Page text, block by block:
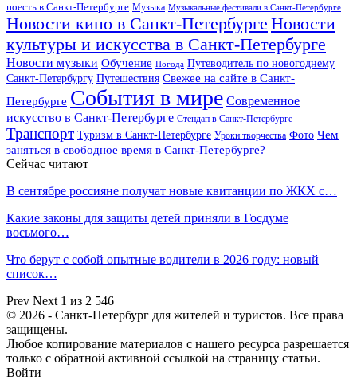
поесть в Санкт-Петербурге Музыка Музыкальные фестивали в Санкт-Петербурге
Новости кино в Санкт-Петербурге Новости
культуры и искусства в Санкт-Петербурге
Новости музыки Обучение Погода Путеводитель по новогоднему
Санкт-Петербургу Путешествия Свежее на сайте в Санкт-
Петербурге События в мире Современное
искусство в Санкт-Петербурге Стендап в Санкт-Петербурге
Транспорт Туризм в Санкт-Петербурге Уроки творчества Фото Чем
заняться в свободное время в Санкт-Петербурге?
Сейчас читают
В сентябре россияне получат новые квитанции по ЖКХ с…
Какие законы для защиты детей приняли в Госдуме
восьмого…
Что берут с собой опытные водители в 2026 году: новый
список…
Prev Next 1 из 2 546
© 2026 - Санкт-Петербург для жителей и туристов. Все права
защищены.
Любое копирование материалов с нашего ресурса разрешается
только с обратной активной ссылкой на страницу статьи.
Войти